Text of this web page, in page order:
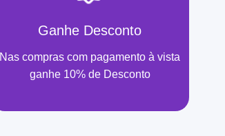
Ganhe Desconto
Nas compras com pagamento à vista
ganhe 10% de Desconto